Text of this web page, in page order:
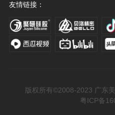
友情链接：
版权所有©2008-2023 广东
粤ICP备